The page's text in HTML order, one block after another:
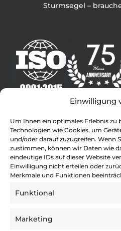
Einwilligung
Um Ihnen ein optimales Erlebnis zu
Technologien wie Cookies, um
und/oder darauf zuzugreifen. Wenn
zustimmen, können wir Daten wie
eindeutige IDs auf dieser Website
Einwilligung nicht erteilen oder
Merkmale und Funktionen
Funktional
Marketing
Sturmsegel –
Rolly Tasker Sails
Segelmacher